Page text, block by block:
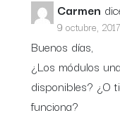
Carmen
9 octubre,
Buenos días,
¿Los módulos
disponibles? ¿O
funciona?